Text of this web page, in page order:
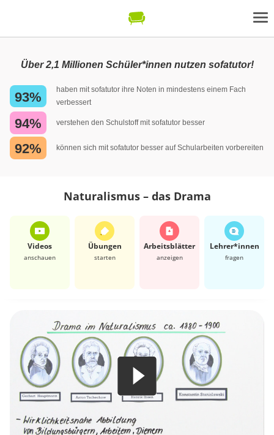
Über 2,1 Millionen Schüler*innen nutzen sofatutor!
93%
haben mit sofatutor ihre Noten in mindestens einem Fach
verbessert
94% verstehen den Schulstoff mit sofatutor besser
92% können sich mit sofatutor besser auf Schularbeiten vorbereiten
Naturalismus – das Drama
Videos
anschauen
Übungen
starten
Arbeits­blätter
anzeigen
Lehrer*​innen
fragen